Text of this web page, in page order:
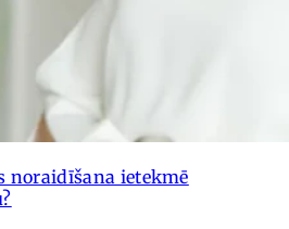
noraidīšana ietekmē